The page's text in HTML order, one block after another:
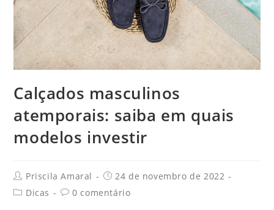
Calçados masculinos
atemporais: saiba em quais
modelos investir
Priscila Amaral
24 de novembro de 2022
Dicas
0 comentário